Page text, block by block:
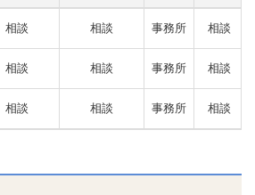
相談 相談 事務所 相談
相談 相談 事務所 相談
相談 相談 事務所 相談